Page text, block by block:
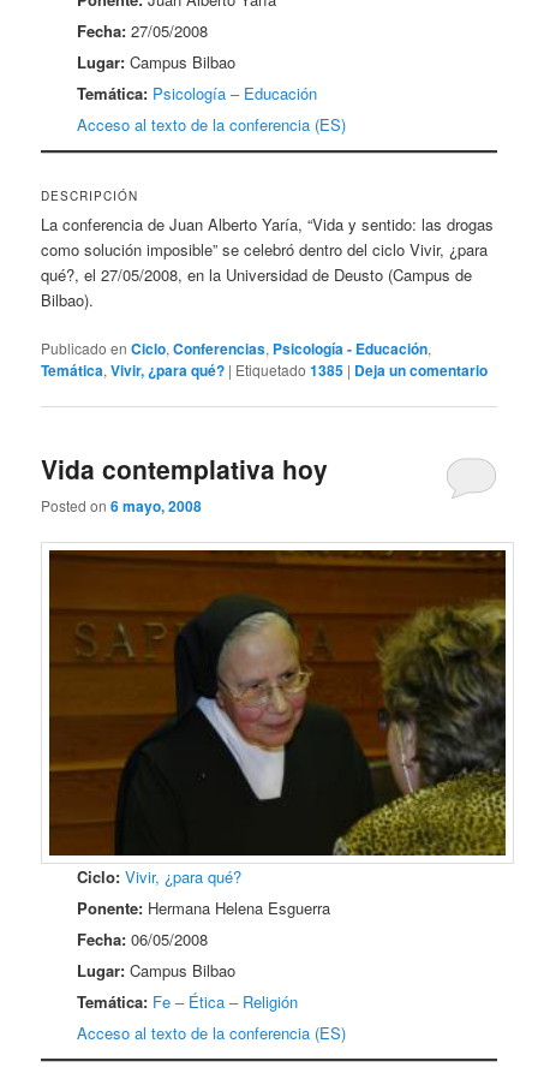
Fecha: 27/05/2008
Lugar: Campus Bilbao
Temática: Psicología – Educación
Acceso al texto de la conferencia (ES)
DESCRIPCIÓN
La conferencia de Juan Alberto Yaría, “Vida y sentido: las drogas
como solución imposible” se celebró dentro del ciclo Vivir, ¿para
qué?, el 27/05/2008, en la Universidad de Deusto (Campus de
Bilbao).
Publicado en Ciclo,Conferencias, Psicología - Educación,
Temática,Vivir, ¿para qué? | Etiquetado 1385 | Deja un comentario
Vida contemplativa hoy
Posted on6 mayo, 2008
Ciclo: Vivir, ¿para qué?
Ponente: Hermana Helena Esguerra
Fecha: 06/05/2008
Lugar: Campus Bilbao
Temática: Fe – Ética – Religión
Acceso al texto de la conferencia (ES)